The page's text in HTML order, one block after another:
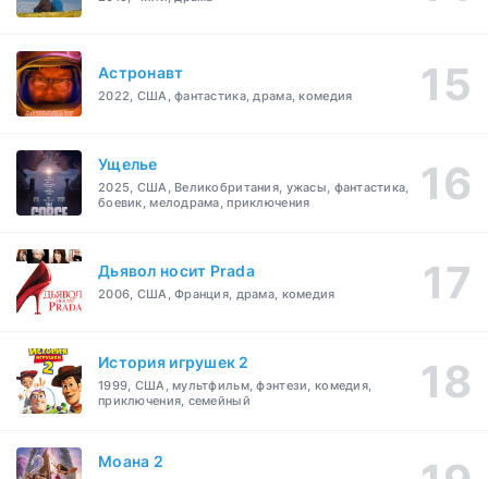
Астронавт
2022, США, фантастика, драма, комедия
Ущелье
2025, США, Великобритания, ужасы, фантастика,
боевик, мелодрама, приключения
Дьявол носит Prada
2006, США, Франция, драма, комедия
История игрушек 2
1999, США, мультфильм, фэнтези, комедия,
приключения, семейный
Моана 2